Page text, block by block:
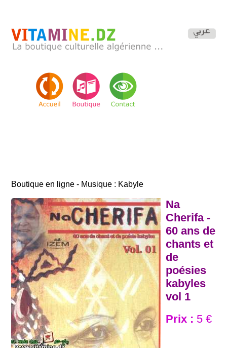
Boutique en ligne - Musique : Kabyle
Na
Cherifa -
60 ans de
chants et
de
poésies
kabyles
vol 1
Prix : 5 €